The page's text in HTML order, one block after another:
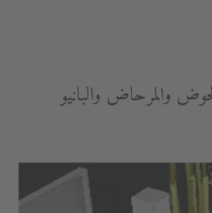
والمرحاض والبانيو